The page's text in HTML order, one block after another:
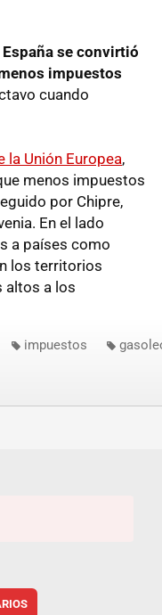
España se convirtió
impuestos
cuando
la Unión Europea,
menos impuestos
por Chipre,
En el lado
a países como
los territorios
altos a los
impuestos